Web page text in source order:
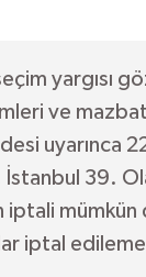
yargısı
ve
uyarınca
39.
iptal